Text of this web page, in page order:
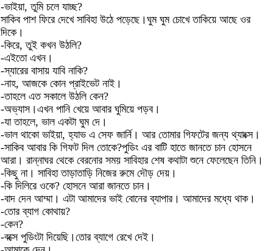
-ভাইয়া, তুমি চলে যাচ্ছ?
সাকিব পাশ ফিরে দেখে সাবিহা উঠে পড়েছে।ঘুম ঘুম চোখে তাকিয়ে আছে ওর
দিকে।
-কিরে, তুই কখন উঠলি?
-এইতো এখন।
-স্যারের বাসায় যাবি নাকি?
-নাহ, আজকে কোন প্রাইভেট নাই।
-তাহলে এত সকালে উঠলি কেন?
-অভ্যাস।এখন পানি খেয়ে আবার ঘুমিয়ে পড়ব।
-যা তাহলে, ভাল একটা ঘুম দে।
-ভাল থাকো ভাইয়া, হ্যাভ এ সেফ জার্নি। আর তোমার গিফটের জন্য থ্যাংক্স।
-সাকিব আবার কি গিফট দিল তোকে?পুডিং এর বাটি হাতে জানতে চান হোসনে
আরা। রান্নাঘর থেকে বেরনোর সময় সাবিহার শেষ কথাটা শুনে ফেলেছেন তিনি।
-কিছু না। সাবিহা তাড়াতাড়ি নিজের রুমে দৌড় দেয়।
-কি দিলিরে ওকে? হোসনে আরা জানতে চান।
-বাদ দেন আম্মা। এটা আমাদের ভাই বোনের ব্যাপার। আমাদের মধ্যে থাক।
-তোর ব্যাগ কোথায়?
-কেন?
-বক্সে পুডিংটা দিয়েছি।তোর ব্যাগে রেখে দেই।